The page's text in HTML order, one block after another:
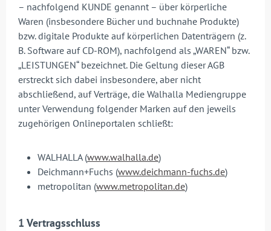
– nachfolgend KUNDE genannt – über körperliche
Waren (insbesondere Bücher und buchnahe Produkte)
bzw. digitale Produkte auf körperlichen Datenträgern (z.
B. Software auf CD-ROM), nachfolgend als „WAREN“ bzw.
„LEISTUNGEN“ bezeichnet. Die Geltung dieser AGB
erstreckt sich dabei insbesondere, aber nicht
abschließend, auf Verträge, die Walhalla Mediengruppe
unter Verwendung folgender Marken auf den jeweils
zugehörigen Onlineportalen schließt:
WALHALLA (www.walhalla.de)
Deichmann+Fuchs (www.deichmann-fuchs.de)
metropolitan (www.metropolitan.de)
1 Vertragsschluss